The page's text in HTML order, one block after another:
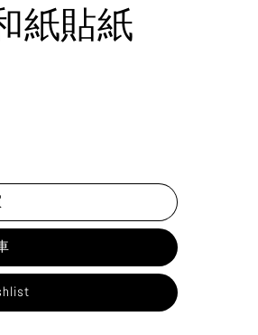
紙貼紙